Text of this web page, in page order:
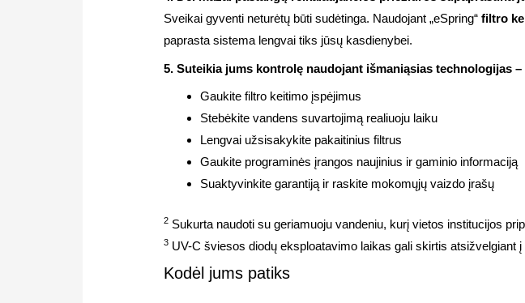
Sveikai gyventi neturėtų būti sudėtinga. Naudojant „eSpring“filtro
paprasta sistema lengvai tiks jūsų kasdienybei.
5. Suteikia jums kontrolę naudojant išmaniąsias technologijas
Gaukite filtro keitimo įspėjimus
Stebėkite vandens suvartojimą realiuoju laiku
Lengvai užsisakykite pakaitinius filtrus
Gaukite programinės įrangos naujinius ir gaminio informaciją
Suaktyvinkite garantiją ir raskite mokomųjų vaizdo įrašų
2 Sukurta naudoti su geriamuoju vandeniu, kurį vietos institucijos
3 UV-C šviesos diodų eksploatavimo laikas gali skirtis atsižvelgiant į
Kodėl jums patiks